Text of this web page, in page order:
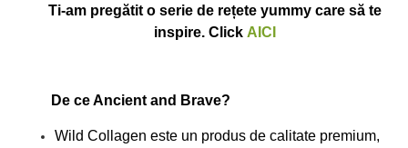
Ti-am pregătit o serie de rețete yummy care să te
inspire. Click AICI
De ce Ancient and Brave?
Wild Collagen este un produs de calitate premium,